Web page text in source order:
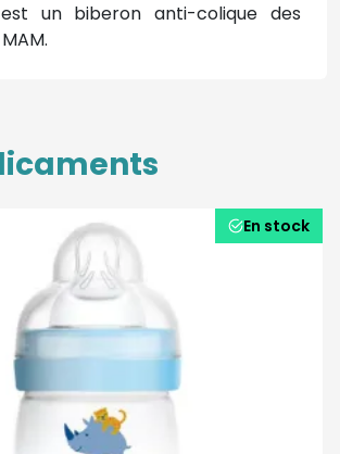
un biberon anti-colique des
En stock